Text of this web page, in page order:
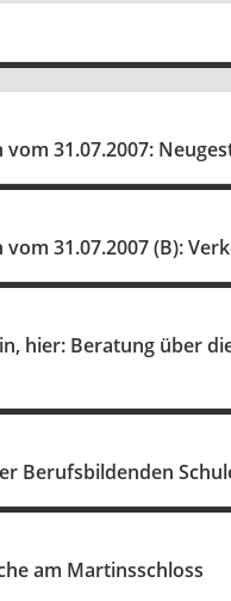
31.07.2007:
31.07.2007 (B):
hier: Beratung über
Berufsbildenden
am Martinsschloss